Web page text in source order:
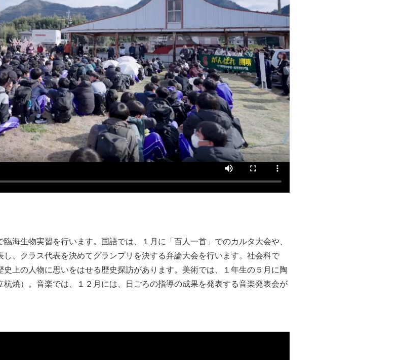
海生物実習を行います。国語では、１月に「百人一首」でのカルタ大会や、
、クラス代表を決めてグランプリを決する弁論大会を行います。社会科で
上の人物に思いをはせる歴史探訪があります。美術では、１年生の５月に陶
焼）。音楽では、１２月には、日ごろの指導の成果を発表する音楽発表会が